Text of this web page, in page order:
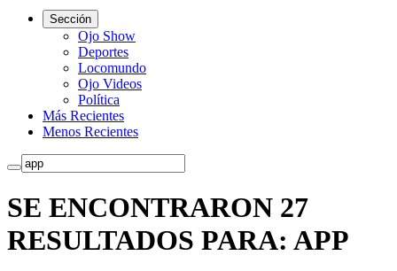
Sección
Ojo Show
Deportes
Locomundo
Ojo Videos
Política
Más Recientes
Menos Recientes
SE ENCONTRARON 27
RESULTADOS PARA: APP